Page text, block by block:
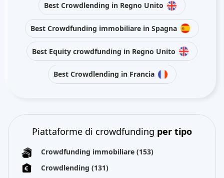
Best Crowdlending in Regno Unito
Best Crowdfunding immobiliare in Spagna
Best Equity crowdfunding in Regno Unito
Best Crowdlending in Francia
Piattaforme di crowdfunding per tipo
Crowdfunding immobiliare (153)
Crowdlending (131)